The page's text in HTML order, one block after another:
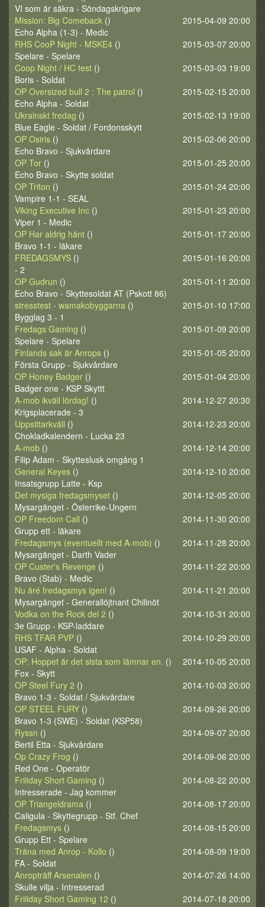
VI som är säkra - Söndagskrigare
2015-04-09 20:00
Mission: Big Comeback ()
Echo Alpha (1-3) - Medic
2015-03-07 20:00
RHS CooP Night - MSKE4 ()
Spelare - Spelare
2015-03-03 19:00
Coop Night / HC test ()
Boris - Soldat
2015-02-15 20:00
OP Oversized bull 2 : The patrol ()
Echo Alpha - Soldat
2015-02-13 19:00
Ukrainskt fredag ()
Blue Eagle - Soldat / Fordonsskytt
2015-02-06 20:00
OP Osiris ()
Echo Bravo - Sjukvårdare
2015-01-25 20:00
OP Tor ()
Echo Bravo - Skytte soldat
2015-01-24 20:00
OP Triton ()
Vampire 1-1 - SEAL
2015-01-23 20:00
Viking Executive Inc ()
Viper 1 - Medic
2015-01-17 20:00
OP Har aldrig hänt ()
Bravo 1-1 - läkare
2015-01-16 20:00
FREDAGSMYS ()
- 2
2015-01-11 20:00
OP Gudrun ()
Echo Bravo - Skyttesoldat AT (Pskott 86)
2015-01-10 17:00
stresstest - wamakobyggarna ()
Bygglag 3 - 1
2015-01-09 20:00
Fredags Gaming ()
Spelare - Spelare
2015-01-05 20:00
Finlands sak är Anrops ()
Första Grupp - Sjukvårdare
2015-01-04 20:00
OP Honey Badger ()
Badger one - KSP Skyttt
2014-12-27 20:30
A-mob ikväll lördag! ()
Krigsplacerade - 3
2014-12-23 20:00
Uppsittarkväll ()
Chokladkalendern - Lucka 23
2014-12-14 20:00
A-mob ()
Filip Adam - Skytteslusk omgång 1
2014-12-10 20:00
General Keyes ()
Insatsgrupp Latte - Ksp
2014-12-05 20:00
Det mysiga fredagsmyset ()
Mysargänget - Österrike-Ungern
2014-11-30 20:00
OP Freedom Call ()
Grupp ett - läkare
2014-11-28 20:00
Fredagsmys (eventuellt med A-mob) ()
Mysargänget - Darth Vader
2014-11-22 20:00
OP Custer's Revenge ()
Bravo (Stab) - Medic
2014-11-21 20:00
Nu äré fredagsmys igen! ()
Mysargänget - Generallöjtnant Chilinöt
2014-10-31 20:00
Vodka on the Rock del 2 ()
3e Grupp - KSP-laddare
2014-10-29 20:00
RHS TFAR PVP ()
USAF - Alpha - Soldat
2014-10-05 20:00
OP: Hoppet är det sista som lämnar en. ()
Fox - Skytt
2014-10-03 20:00
OP Steel Fury 2 ()
Bravo 1-3 - Soldat / Sjukvårdare
2014-09-26 20:00
OP STEEL FURY ()
Bravo 1-3 (SWE) - Soldat (KSP58)
2014-09-07 20:00
Ryssn ()
Bertil Etta - Sjukvårdare
2014-09-06 20:00
Op Crazy Frog ()
Red One - Operatör
2014-08-22 20:00
Friiiday Short Gaming ()
Intresserade - Jag kommer
2014-08-17 20:00
OP Triangeldrama ()
Caligula - Skyttegrupp - Stf. Chef
2014-08-15 20:00
Fredagsmys ()
Grupp Ett - Spelare
2014-08-09 19:00
Träna med Anrop - Kollo ()
FA - Soldat
2014-07-26 14:00
Anropträff Arsenalen ()
Skulle vilja - Intresserad
2014-07-18 20:00
Friiiday Short Gaming 12 ()